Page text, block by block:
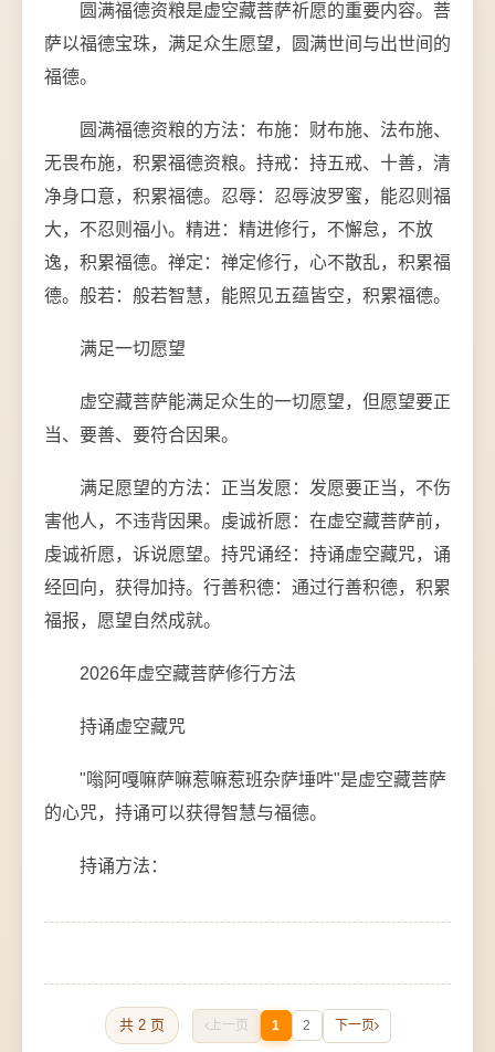
圆满福德资粮是虚空藏菩萨祈愿的重要内容。菩
萨以福德宝珠，满足众生愿望，圆满世间与出世间的
福德。
圆满福德资粮的方法：布施：财布施、法布施、
无畏布施，积累福德资粮。持戒：持五戒、十善，清
净身口意，积累福德。忍辱：忍辱波罗蜜，能忍则福
大，不忍则福小。精进：精进修行，不懈怠，不放
逸，积累福德。禅定：禅定修行，心不散乱，积累福
德。般若：般若智慧，能照见五蕴皆空，积累福德。
满足一切愿望
虚空藏菩萨能满足众生的一切愿望，但愿望要正
当、要善、要符合因果。
满足愿望的方法：正当发愿：发愿要正当，不伤
害他人，不违背因果。虔诚祈愿：在虚空藏菩萨前，
虔诚祈愿，诉说愿望。持咒诵经：持诵虚空藏咒，诵
经回向，获得加持。行善积德：通过行善积德，积累
福报，愿望自然成就。
2026年虚空藏菩萨修行方法
持诵虚空藏咒
"嗡阿嘎嘛萨嘛惹嘛惹班杂萨埵吽"是虚空藏菩萨
的心咒，持诵可以获得智慧与福德。
持诵方法：
共 2 页 上一页 1 2 下一页